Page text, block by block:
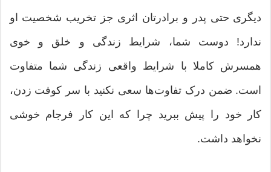
دیگری حتی پدر و برادرتان اثری جز تخریب شخصیت او
ندارد! دوست شما، شرایط زندگی و خلق و خوی
همسرش کاملا با شرایط واقعی زندگی شما متفاوت
است. ضمن درک تفاوت‌ها سعی نکنید با سر کوفت زدن،
کار خود را پیش ببرید چرا که این کار فرجام خوشی
نخواهد داشت.